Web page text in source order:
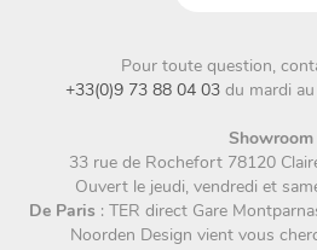
Pour toute question,
+33(0)9 73 88 04 03 du mardi
Showroom
33 rue de Rochefort 78120
Ouvert le jeudi, vendredi et
De Paris : TER direct Gare
Noorden Design vient vous